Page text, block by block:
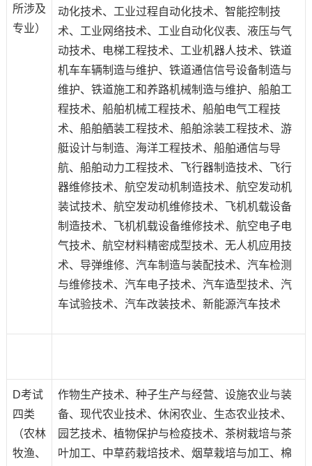
所涉及
专业）
动化技术、工业过程自动化技术、智能控制技
术、工业网络技术、工业自动化仪表、液压与气
动技术、电梯工程技术、工业机器人技术、铁道
机车车辆制造与维护、铁道通信信号设备制造与
维护、铁道施工和养路机械制造与维护、船舶工
程技术、船舶机械工程技术、船舶电气工程技
术、船舶舾装工程技术、船舶涂装工程技术、游
艇设计与制造、海洋工程技术、船舶通信与导
航、船舶动力工程技术、飞行器制造技术、飞行
器维修技术、航空发动机制造技术、航空发动机
装试技术、航空发动机维修技术、飞机机载设备
制造技术、飞机机载设备维修技术、航空电子电
气技术、航空材料精密成型技术、无人机应用技
术、导弹维修、汽车制造与装配技术、汽车检测
与维修技术、汽车电子技术、汽车造型技术、汽
车试验技术、汽车改装技术、新能源汽车技术
D考试
四类
（农林
牧渔、
作物生产技术、种子生产与经营、设施农业与装
备、现代农业技术、休闲农业、生态农业技术、
园艺技术、植物保护与检疫技术、茶树栽培与茶
叶加工、中草药栽培技术、烟草栽培与加工、棉